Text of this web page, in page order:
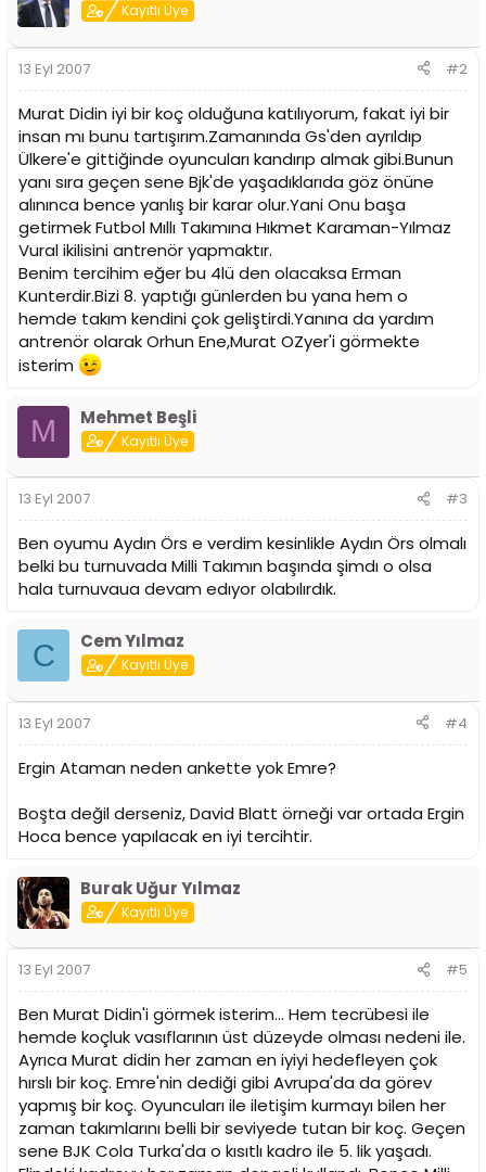
Kayıtlı Üye
13 Eyl 2007 #2
Murat Didin iyi bir koç olduğuna katılıyorum, fakat iyi bir
insan mı bunu tartışırım.Zamanında Gs'den ayrıldıp
Ülkere'e gittiğinde oyuncuları kandırıp almak gibi.Bunun
yanı sıra geçen sene Bjk'de yaşadıklarıda göz önüne
alınınca bence yanlış bir karar olur.Yani Onu başa
getirmek Futbol Mıllı Takımına Hıkmet Karaman-Yılmaz
Vural ikilisini antrenör yapmaktır.
Benim tercihim eğer bu 4lü den olacaksa Erman
Kunterdir.Bizi 8. yaptığı günlerden bu yana hem o
hemde takım kendini çok geliştirdi.Yanına da yardım
antrenör olarak Orhun Ene,Murat OZyer'i görmekte
isterim
M Mehmet Beşli
Kayıtlı Üye
13 Eyl 2007 #3
Ben oyumu Aydın Örs e verdim kesinlikle Aydın Örs olmalı
belki bu turnuvada Milli Takımın başında şimdı o olsa
hala turnuvaua devam edıyor olabılırdık.
C Cem Yılmaz
Kayıtlı Üye
13 Eyl 2007 #4
Ergin Ataman neden ankette yok Emre?
Boşta değil derseniz, David Blatt örneği var ortada Ergin
Hoca bence yapılacak en iyi tercihtir.
Burak Uğur Yılmaz
Kayıtlı Üye
13 Eyl 2007 #5
Ben Murat Didin'i görmek isterim... Hem tecrübesi ile
hemde koçluk vasıflarının üst düzeyde olması nedeni ile.
Ayrıca Murat didin her zaman en iyiyi hedefleyen çok
hırslı bir koç. Emre'nin dediği gibi Avrupa'da da görev
yapmış bir koç. Oyuncuları ile iletişim kurmayı bilen her
zaman takımlarını belli bir seviyede tutan bir koç. Geçen
sene BJK Cola Turka'da o kısıtlı kadro ile 5. lik yaşadı.